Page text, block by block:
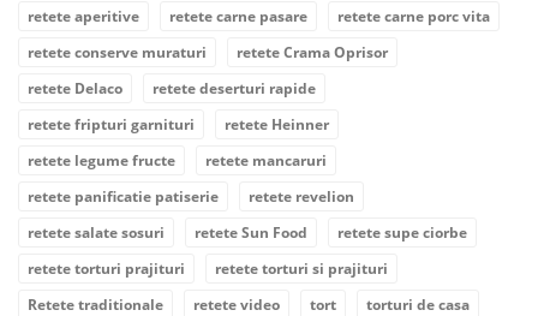
retete aperitive
retete carne pasare
retete carne porc vita
retete conserve muraturi
retete Crama Oprisor
retete Delaco
retete deserturi rapide
retete fripturi garnituri
retete Heinner
retete legume fructe
retete mancaruri
retete panificatie patiserie
retete revelion
retete salate sosuri
retete Sun Food
retete supe ciorbe
retete torturi prajituri
retete torturi si prajituri
Retete traditionale
retete video tort
torturi de casa